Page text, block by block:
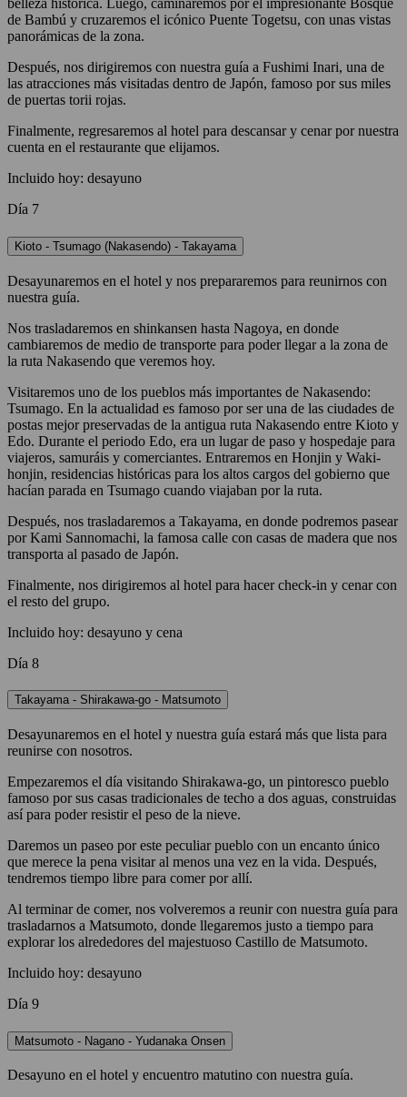
belleza histórica. Luego, caminaremos por el impresionante Bosque
de Bambú y cruzaremos el icónico Puente Togetsu, con unas vistas
panorámicas de la zona.
Después, nos dirigiremos con nuestra guía a Fushimi Inari, una de
las atracciones más visitadas dentro de Japón, famoso por sus miles
de puertas torii rojas.
Finalmente, regresaremos al hotel para descansar y cenar por nuestra
cuenta en el restaurante que elijamos.
Incluido hoy: desayuno
Día 7
Kioto - Tsumago (Nakasendo) - Takayama
Desayunaremos en el hotel y nos prepararemos para reunirnos con
nuestra guía.
Nos trasladaremos en shinkansen hasta Nagoya, en donde
cambiaremos de medio de transporte para poder llegar a la zona de
la ruta Nakasendo que veremos hoy.
Visitaremos uno de los pueblos más importantes de Nakasendo:
Tsumago. En la actualidad es famoso por ser una de las ciudades de
postas mejor preservadas de la antigua ruta Nakasendo entre Kioto y
Edo. Durante el periodo Edo, era un lugar de paso y hospedaje para
viajeros, samuráis y comerciantes. Entraremos en Honjin y Waki-
honjin, residencias históricas para los altos cargos del gobierno que
hacían parada en Tsumago cuando viajaban por la ruta.
Después, nos trasladaremos a Takayama, en donde podremos pasear
por Kami Sannomachi, la famosa calle con casas de madera que nos
transporta al pasado de Japón.
Finalmente, nos dirigiremos al hotel para hacer check-in y cenar con
el resto del grupo.
Incluido hoy: desayuno y cena
Día 8
Takayama - Shirakawa-go - Matsumoto
Desayunaremos en el hotel y nuestra guía estará más que lista para
reunirse con nosotros.
Empezaremos el día visitando Shirakawa-go, un pintoresco pueblo
famoso por sus casas tradicionales de techo a dos aguas, construidas
así para poder resistir el peso de la nieve.
Daremos un paseo por este peculiar pueblo con un encanto único
que merece la pena visitar al menos una vez en la vida. Después,
tendremos tiempo libre para comer por allí.
Al terminar de comer, nos volveremos a reunir con nuestra guía para
trasladarnos a Matsumoto, donde llegaremos justo a tiempo para
explorar los alrededores del majestuoso Castillo de Matsumoto.
Incluido hoy: desayuno
Día 9
Matsumoto - Nagano - Yudanaka Onsen
Desayuno en el hotel y encuentro matutino con nuestra guía.